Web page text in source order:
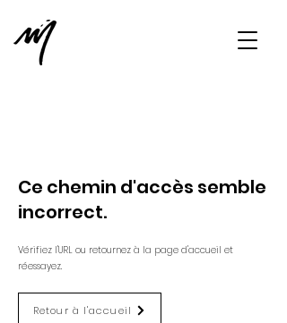
Ce chemin d'accès semble
incorrect.
Vérifiez l'URL ou retournez à la page d'accueil et
réessayez.
Retour à l'accueil